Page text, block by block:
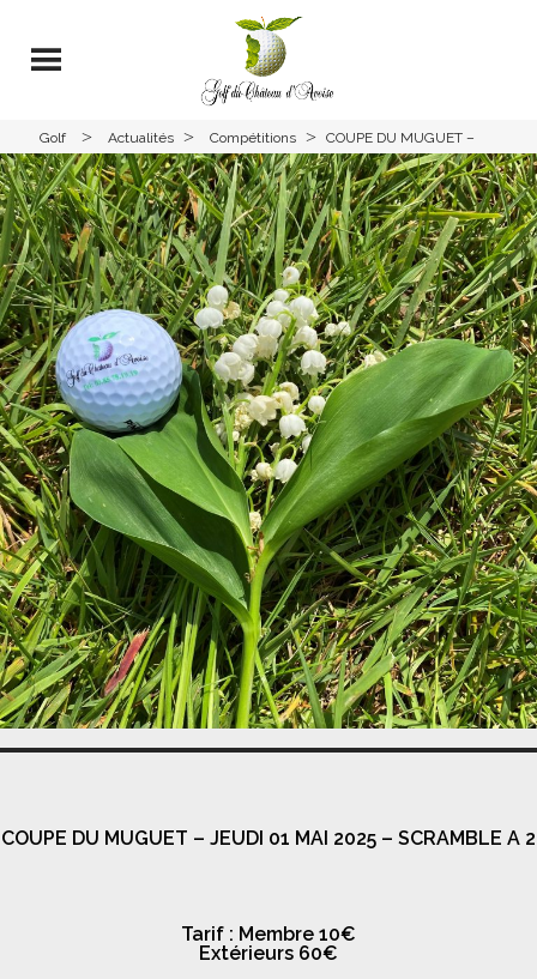
Golf
Avoise
> Actualités > Compétitions > COUPE DU MUGUET –
JEUDI 01 MAI 2025 –
SCRAMBLE A 2
COUPE DU MUGUET – JEUDI 01 MAI 2025 – SCRAMBLE A 2
Tarif : Membre 10€
Extérieurs 60€